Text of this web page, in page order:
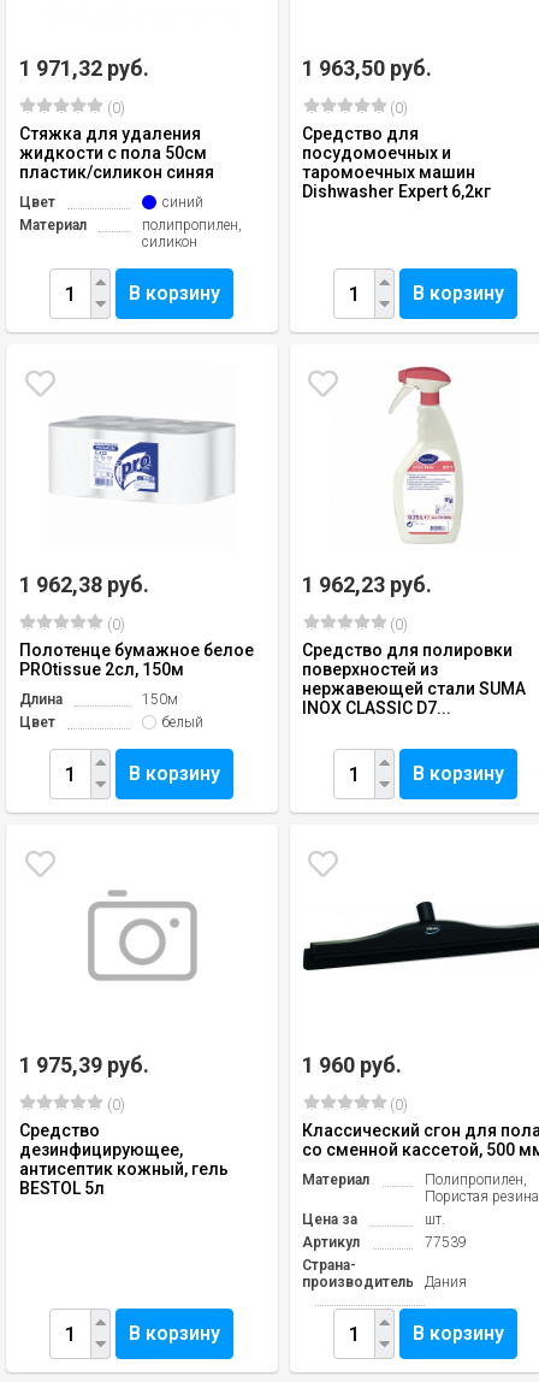
1 971,32 руб.
(0)
Стяжка для удаления
жидкости с пола 50см
пластик/силикон синяя
Цвет
синий
Материал
полипропилен,
силикон
В корзину
1 963,50 руб.
(0)
Средство для
посудомоечных и
таромоечных машин
Dishwasher Expert 6,2кг
В корзину
1 962,38 руб.
(0)
Полотенце бумажное белое
PROtissue 2сл, 150м
Длина
150м
Цвет
белый
В корзину
1 962,23 руб.
(0)
Средство для полировки
поверхностей из
нержавеющей стали SUMA
INOX CLASSIC D7...
В корзину
1 975,39 руб.
(0)
Средство
дезинфицирующее,
антисептик кожный, гель
BESTOL 5л
В корзину
1 960 руб.
(0)
Классический сгон для
со сменной кассетой, 500
Материал
Полипропилен,
Пористая резина
Цена за
шт.
Артикул
77539
Страна-
производитель
Дания
В корзину